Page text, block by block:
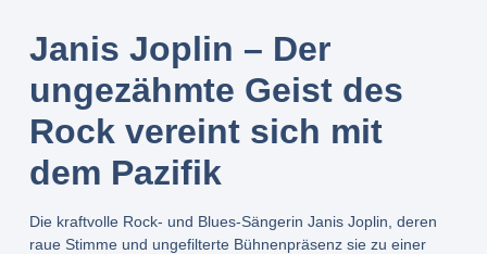
Janis Joplin – Der
ungezähmte Geist des
Rock vereint sich mit
dem Pazifik
Die kraftvolle Rock- und Blues-Sängerin Janis Joplin, deren
raue Stimme und ungefilterte Bühnenpräsenz sie zu einer